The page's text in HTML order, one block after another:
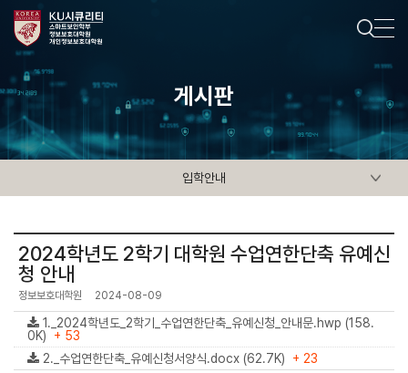
게시판
입학안내
2024학년도 2학기 대학원 수업연한단축 유예신
청 안내
정보보호대학원 2024-08-09
1._2024학년도_2학기_수업연한단축_유예신청_안내문.hwp (158.
0K) + 53
2._수업연한단축_유예신청서양식.docx (62.7K) + 23